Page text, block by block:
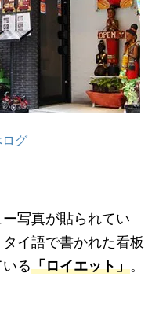
グ
写真が貼られてい
イ語で書かれた看板
る「ロイエット」。